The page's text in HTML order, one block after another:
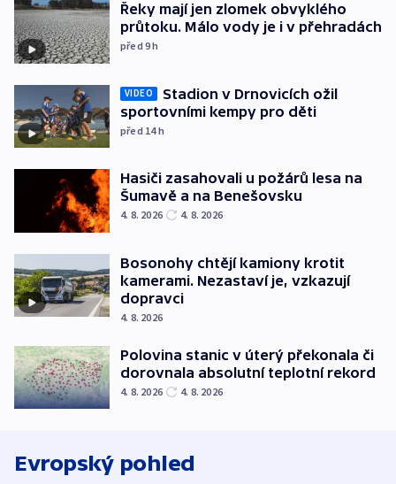
Řeky mají jen zlomek obvyklého
průtoku. Málo vody je i v přehradách
před 9h
VIDEO
Stadion v Drnovicích ožil
sportovními kempy pro děti
před 14h
Hasiči zasahovali u požárů lesa na
Šumavě a na Benešovsku
4. 8. 2026 4. 8. 2026
Bosonohy chtějí kamiony krotit
kamerami. Nezastaví je, vzkazují
dopravci
4. 8. 2026
Polovina stanic v úterý překonala či
dorovnala absolutní teplotní rekord
4. 8. 2026 4. 8. 2026
Evropský pohled